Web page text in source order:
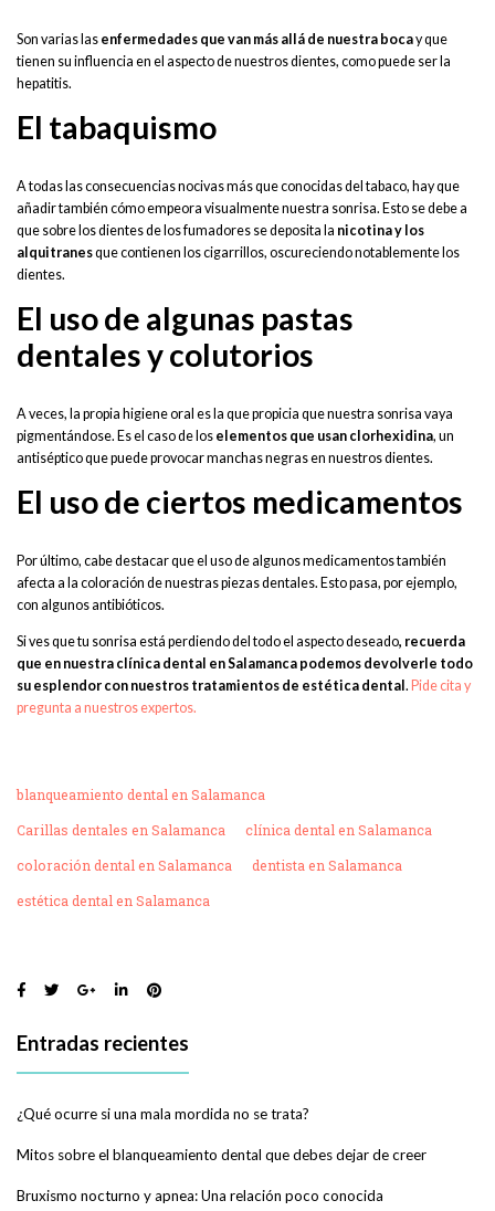
Son varias las enfermedades que van más allá de nuestra bocay que
tienen su influencia en el aspecto de nuestros dientes, como puede ser la
hepatitis.
El tabaquismo
A todas las consecuencias nocivas más que conocidas del tabaco, hay que
añadir también cómo empeora visualmente nuestra sonrisa. Esto se debe a
que sobre los dientes de los fumadores se deposita la nicotina y los
alquitranesque contienen los cigarrillos, oscureciendo notablemente los
dientes.
El uso de algunas pastas
dentales y colutorios
A veces, la propia higiene oral es la que propicia que nuestra sonrisa vaya
pigmentándose. Es el caso de los elementos que usan clorhexidina, un
antiséptico que puede provocar manchas negras en nuestros dientes.
El uso de ciertos medicamentos
Por último, cabe destacar que el uso de algunos medicamentos también
afecta a la coloración de nuestras piezas dentales. Esto pasa, por ejemplo,
con algunos antibióticos.
Si ves que tu sonrisa está perdiendo del todo el aspecto deseado, recuerda
que en nuestra clínica dental en Salamanca podemos devolverle todo
su esplendor con nuestros tratamientos de estética dental . Pide cita y
pregunta a nuestros expertos.
blanqueamiento dental en Salamanca
Carillas dentales en Salamanca
clínica dental en Salamanca
coloración dental en Salamanca
dentista en Salamanca
estética dental en Salamanca
Entradas recientes
¿Qué ocurre si una mala mordida no se trata?
Mitos sobre el blanqueamiento dental que debes dejar de creer
Bruxismo nocturno y apnea: Una relación poco conocida